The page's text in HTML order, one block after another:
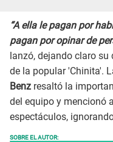
“A ella le pagan por
pagan por opinar de
lanzó, dejando claro
de la popular 'Chinita'.
Benz resaltó la
del equipo y mencionó
espectáculos,
SOBRE EL AUTOR: